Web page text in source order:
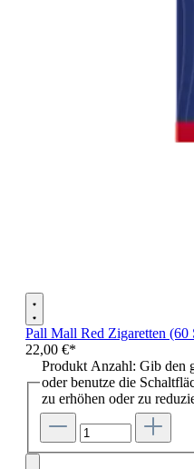
Pall Mall Red Zigaretten (60
22,00 €*
Produkt Anzahl: Gib den
oder benutze die
zu erhöhen oder zu